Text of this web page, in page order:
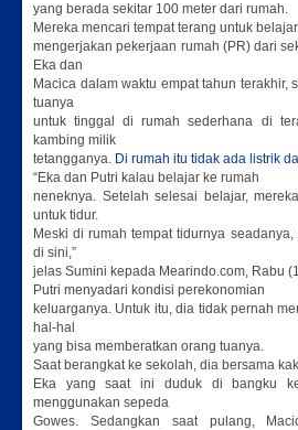
yang berada sekitar 100 meter dari rumah.
Mereka mencari tempat terang untuk
mengerjakan pekerjaan rumah (PR) dari
Eka dan
Macica dalam waktu empat tahun terakhir,
tuanya
untuk tinggal di rumah sederhana di
kambing milik
tetangganya. Di rumah itu tidak ada listrik
“Eka dan Putri kalau belajar ke rumah
neneknya. Setelah selesai belajar,
untuk tidur.
Meski di rumah tempat tidurnya
di sini,”
jelas Sumini kepada Mearindo.com, Rabu
Putri menyadari kondisi perekonomian
keluarganya. Untuk itu, dia tidak pernah
hal-hal
yang bisa memberatkan orang tuanya.
Saat berangkat ke sekolah, dia bersama
Eka yang saat ini duduk di bangku
menggunakan sepeda
Gowes. Sedangkan saat pulang,